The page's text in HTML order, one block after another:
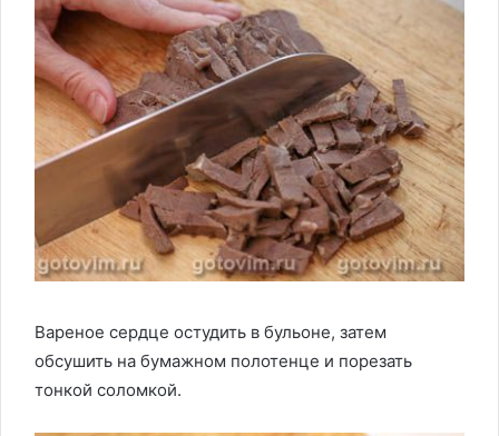
Вареное сердце остудить в бульоне, затем
обсушить на бумажном полотенце и порезать
тонкой соломкой.